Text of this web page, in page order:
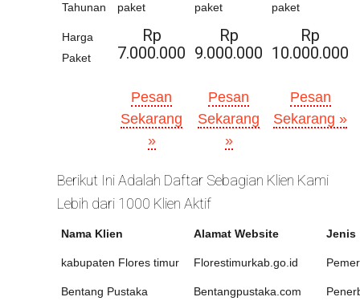
Tahunan
paket
paket
paket
Harga
Paket
Rp
7.000.000
Rp
9.000.000
Rp
10.000.000
Pesan
Sekarang
»
Pesan
Sekarang
»
Pesan
Sekarang »
Berikut Ini Adalah Daftar Sebagian Klien Kami
Lebih dari 1000 Klien Aktif
Nama Klien Alamat Website Jenis
kabupaten Flores timur Florestimurkab.go.id
Bentang Pustaka Bentangpustaka.com